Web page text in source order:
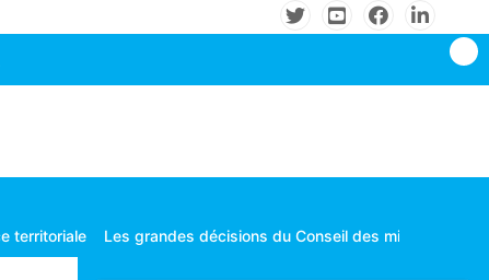
Les grandes décisions du Conseil des ministres tenu le mardi 04